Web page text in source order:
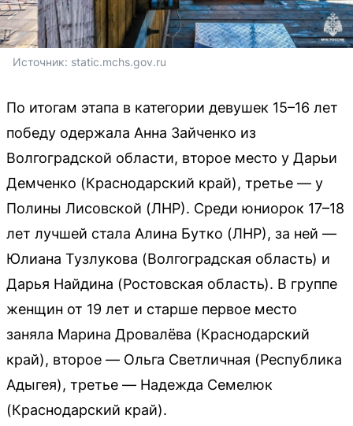
Источник: static.mchs.gov.ru
По итогам этапа в категории девушек 15–16 лет
победу одержала Анна Зайченко из
Волгоградской области, второе место у Дарьи
Демченко (Краснодарский край), третье — у
Полины Лисовской (ЛНР). Среди юниорок 17–18
лет лучшей стала Алина Бутко (ЛНР), за ней —
Юлиана Тузлукова (Волгоградская область) и
Дарья Найдина (Ростовская область). В группе
женщин от 19 лет и старше первое место
заняла Марина Дровалёва (Краснодарский
край), второе — Ольга Светличная (Республика
Адыгея), третье — Надежда Семелюк
(Краснодарский край).